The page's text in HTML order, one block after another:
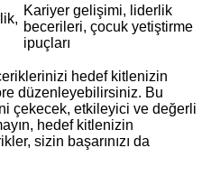
Kariyer gelişimi, liderlik
becerileri, çocuk yetiştirme
ipuçları
hedef kitlenizin
düzenleyebilirsiniz. Bu
çekecek, etkileyici ve değerli
hedef kitlenizin
sizin başarınızı da